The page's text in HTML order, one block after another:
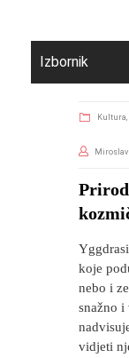
Izbornik
Kultura,
koje
nebo i
snažno i
vidjeti